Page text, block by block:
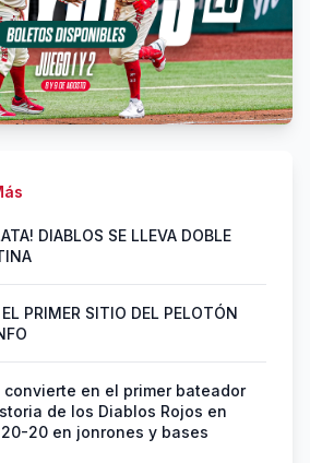
DIABLOS SE LLEVA DOBLE
PRIMER SITIO DEL PELOTÓN
en el primer bateador
de los Diablos Rojos en
20 en jonrones y bases